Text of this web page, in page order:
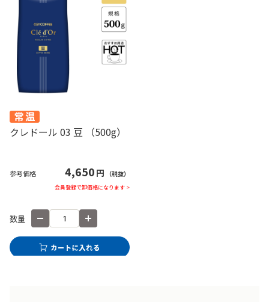
クレドール 03 豆 （500g）
参考価格 4,650 円 （税抜）
会員登録で卸価格になります >
数量